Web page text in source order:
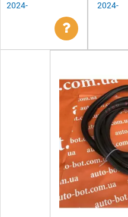
2024-
Уточнить
2024-